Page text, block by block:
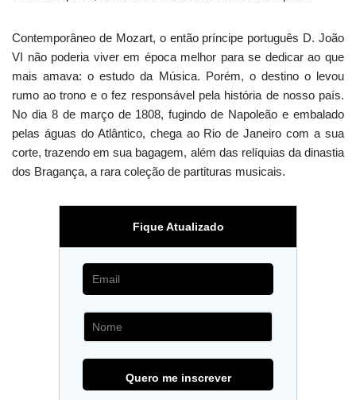
Contemporâneo de Mozart, o então príncipe português D. João
VI não poderia viver em época melhor para se dedicar ao que
mais amava: o estudo da Música. Porém, o destino o levou
rumo ao trono e o fez responsável pela história de nosso país.
No dia 8 de março de 1808, fugindo de Napoleão e embalado
pelas águas do Atlântico, chega ao Rio de Janeiro com a sua
corte, trazendo em sua bagagem, além das relíquias da dinastia
dos Bragança, a rara coleção de partituras musicais.
Fique Atualizado